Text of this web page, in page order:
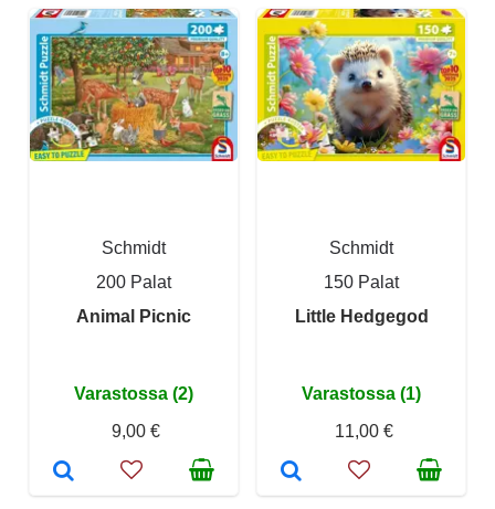
Schmidt
200 Palat
Animal Picnic
Varastossa (2)
9,00 €
Schmidt
150 Palat
Little Hedgegod
Varastossa (1)
11,00 €